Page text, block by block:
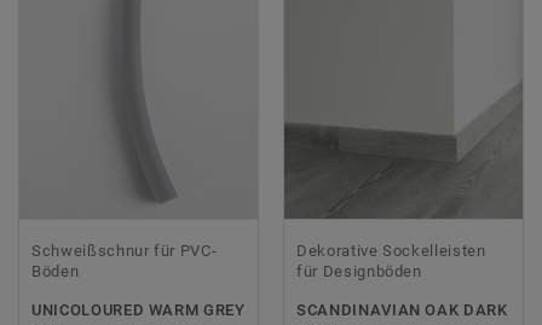
Schweißschnur für PVC-
Böden
UNICOLOURED WARM GREY
Dekorative Sockelleisten
für Designböden
SCANDINAVIAN OAK DARK